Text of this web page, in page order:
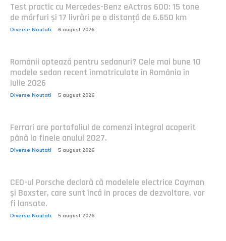
Test practic cu Mercedes-Benz eActros 600: 15 tone
de mărfuri și 17 livrări pe o distanță de 6.650 km
Diverse Noutati 6 august 2026
Românii optează pentru sedanuri? Cele mai bune 10
modele sedan recent înmatriculate în România în
iulie 2026
Diverse Noutati 5 august 2026
Ferrari are portofoliul de comenzi integral acoperit
până la finele anului 2027.
Diverse Noutati 5 august 2026
CEO-ul Porsche declară că modelele electrice Cayman
și Boxster, care sunt încă în proces de dezvoltare, vor
fi lansate.
Diverse Noutati 5 august 2026